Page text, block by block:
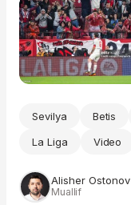
Sevilya Betis
La Liga
Video
Alisher Ostonov
Muallif